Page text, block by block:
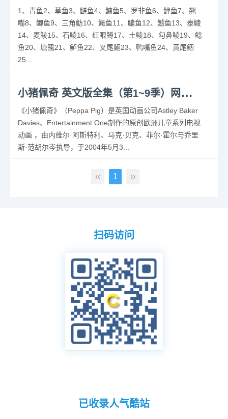
1、青鱼2、草鱼3、鲢鱼4、鳙鱼5、罗非鱼6、鲤鱼7、翘
嘴8、鲫鱼9、三角鲂10、鳜鱼11、鳊鱼12、鱤鱼13、泰鲮
14、麦鲮15、石鲮16、红眼鳟17、土鲮18、勾鼻鲮19、鲶
鱼20、塘鲺21、鲈鱼22、叉尾鮰23、鸭嘴鱼24、黄尾鲴
25...
小
猪佩奇 英文版全集（第1~9季）网盘免费下载
《小猪佩奇》（Peppa Pig）是英国动画公司Astley Baker
Davies、Entertainment One制作的原创欧洲儿童系列电视
动画 ，由内维尔·阿斯特利、马克·贝克、菲尔·霍尔与乔里
斯·范胡尔岑执导，于2004年5月3...
‹‹ 1 ››
扫码访问
已收录人气酷站